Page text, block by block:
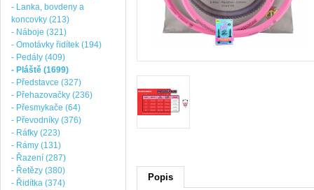
Popis
- Lanka, bovdeny a
koncovky (213)
- Náboje (321)
- Omotávky řidítek (194)
- Pedály (409)
- Pláště (1699)
- Představce (327)
- Přehazovačky (236)
- Přesmykače (64)
- Převodníky (376)
- Ráfky (223)
- Rámy (131)
- Řazení (287)
- Řetězy (380)
- Řidítka (374)